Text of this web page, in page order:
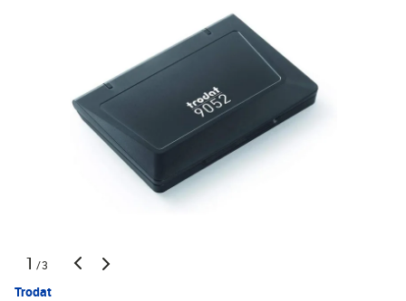
1 /3
Trodat